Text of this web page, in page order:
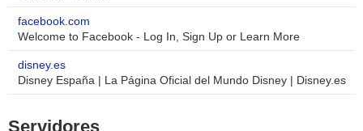
facebook.com
Welcome to Facebook - Log In, Sign Up or Learn More
disney.es
Disney España | La Página Oficial del Mundo Disney | Disney.es
Servidores